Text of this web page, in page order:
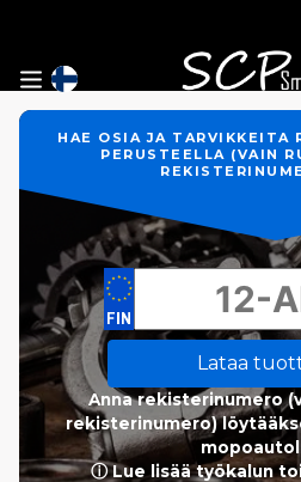
HAE OSIA JA TARVIKKEITA
PERUSTEELLA (VAIN
Lataa
Anna rekisterinumero
rekisterinumero)
ⓘ Lue lisää työkalun